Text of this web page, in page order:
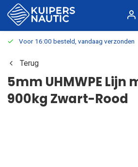
Voor 16:00 besteld, vandaag verzonden
Terug
5mm UHMWPE Lijn
900kg Zwart-Rood